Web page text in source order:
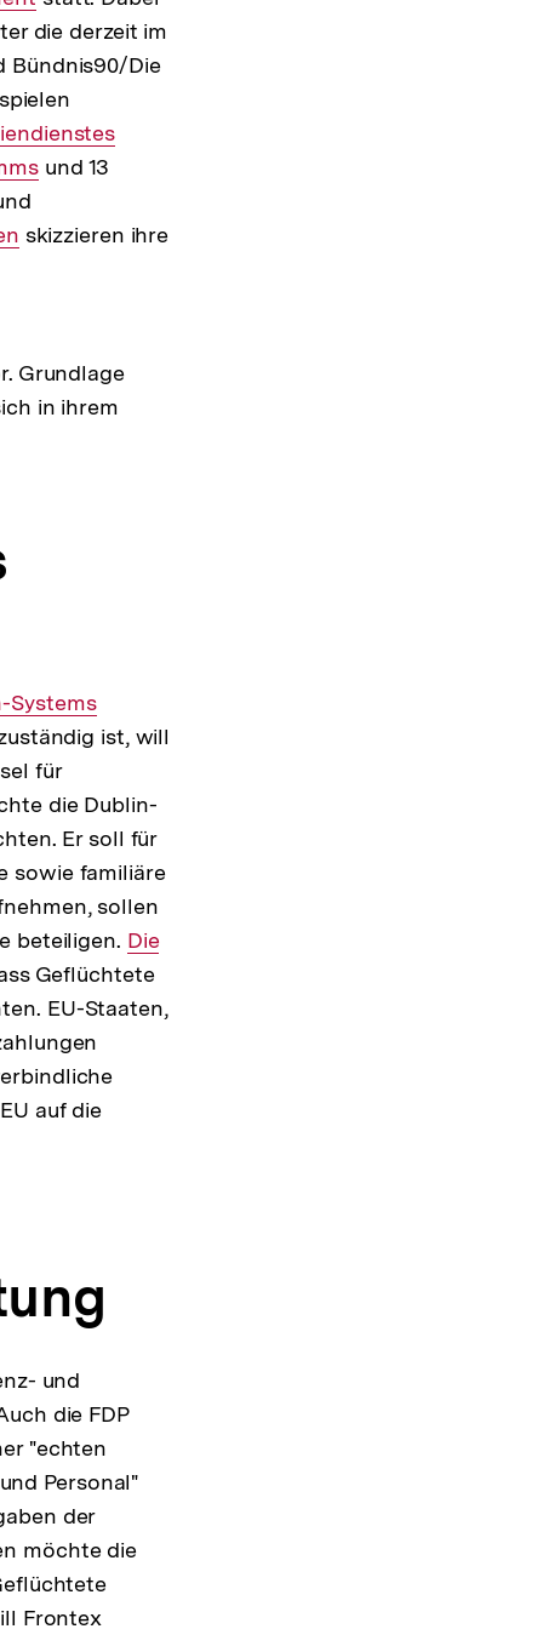
die derzeit im
Bündnis90/Die
und 13
skizzieren ihre
Grundlage
in ihrem
Systems
ist, will
für
die Dublin-
Er soll für
sowie familiäre
sollen
beteiligen. Interner
Link:
Die
Geflüchtete
EU-Staaten,
auf die
und
die FDP
"echten
Personal"
der
möchte die
Frontex